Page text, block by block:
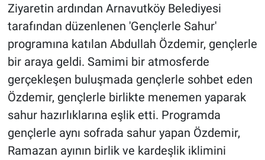
Ziyaretin ardından Arnavutköy Belediyesi
tarafından düzenlenen 'Gençlerle Sahur'
programına katılan Abdullah Özdemir, gençlerle
bir araya geldi. Samimi bir atmosferde
gerçekleşen buluşmada gençlerle sohbet eden
Özdemir, gençlerle birlikte menemen yaparak
sahur hazırlıklarına eşlik etti. Programda
gençlerle aynı sofrada sahur yapan Özdemir,
Ramazan ayının birlik ve kardeşlik iklimini